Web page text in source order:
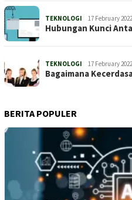
TEKNOLOGI 17 February 2022
Hubungan Kunci
TEKNOLOGI 17 February 2022
Bagaimana
BERITA POPULER